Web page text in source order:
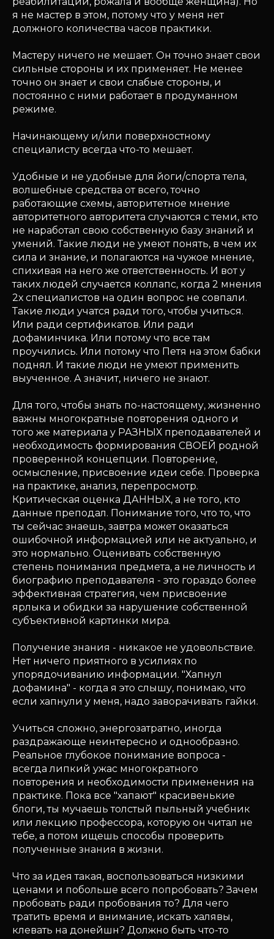
я не мастер в этом, потому что у меня нет
должного количества часов практики.
Мастеру ничего не мешает. Он точно знает свои
сильные стороны и их применяет. Не менее
точно он знает и свои слабые стороны, и
постоянно с ними работает в продуманном
режиме.
Начинающему и/или поверхностному
специалисту всегда что-то мешает.
Удобные и не удобные для йоги/спорта тела,
волшебные средства от всего, точно
работающие схемы, авторитетное мнение
авторитетного авторитета случаются с теми, кто
не наработал свою собственную базу знаний и
умений. Такие люди не умеют понять, в чем их
сила и знание, и полагаются на чужое мнение,
спихивая на него же ответственность. И вот у
таких людей случается коллапс, когда 2 мнения
2х специалистов на один вопрос не совпали.
Такие люди учатся ради того, чтобы учиться.
Или ради сертификатов. Или ради
дофаминчика. Или потому что все там
проучились. Или потому что Петя на этом бабки
поднял. И такие люди не умеют применить
выученное. А значит, ничего не знают.
Для того, чтобы знать по-настоящему, жизненно
важны многократные повторения одного и
того же материала у РАЗНЫХ преподавателей и
необходимость формирования СВОЕЙ родной
проверенной концепции. Повторение,
осмысление, присвоение идеи себе. Проверка
на практике, анализ, перепросмотр.
Критическая оценка ДАННЫХ, а не того, кто
данные преподал. Понимание того, что то, что
ты сейчас знаешь, завтра может оказаться
ошибочной информацией или не актуально, и
это нормально. Оценивать собственную
степень понимания предмета, а не личность и
биографию преподавателя - это гораздо более
эффективная стратегия, чем присвоение
ярлыка и обидки за нарушение собственной
субъективной картинки мира.
Получение знания - никакое не удовольствие.
Нет ничего приятного в усилиях по
упорядочиванию информации. "Хапнул
дофамина" - когда я это слышу, понимаю, что
если хапнули у меня, надо заворачивать гайки.
Учиться сложно, энергозатратно, иногда
раздражающе неинтересно и однообразно.
Реальное глубокое понимание вопроса -
всегда липкий ужас многократного
повторения и необходимости применения на
практике. Пока все "хапают" красивенькие
блоги, ты мучаешь толстый пыльный учебник
или лекцию профессора, которую он читал не
тебе, а потом ищешь способы проверить
полученные знания в жизни.
Что за идея такая, воспользоваться низкими
ценами и побольше всего попробовать? Зачем
пробовать ради пробования то? Для чего
тратить время и внимание, искать халявы,
клевать на донейшн? Должно быть что-то